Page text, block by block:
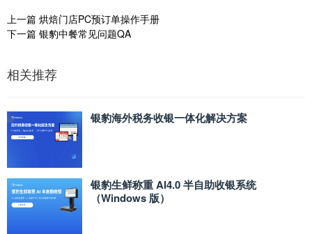
上一篇 烘焙门店PC预订单操作手册
下一篇 银豹中餐常见问题QA
相关推荐
银豹海外税务收银一体化解决方案
银豹生鲜称重 AI4.0 半自助收银系统
（Windows 版）